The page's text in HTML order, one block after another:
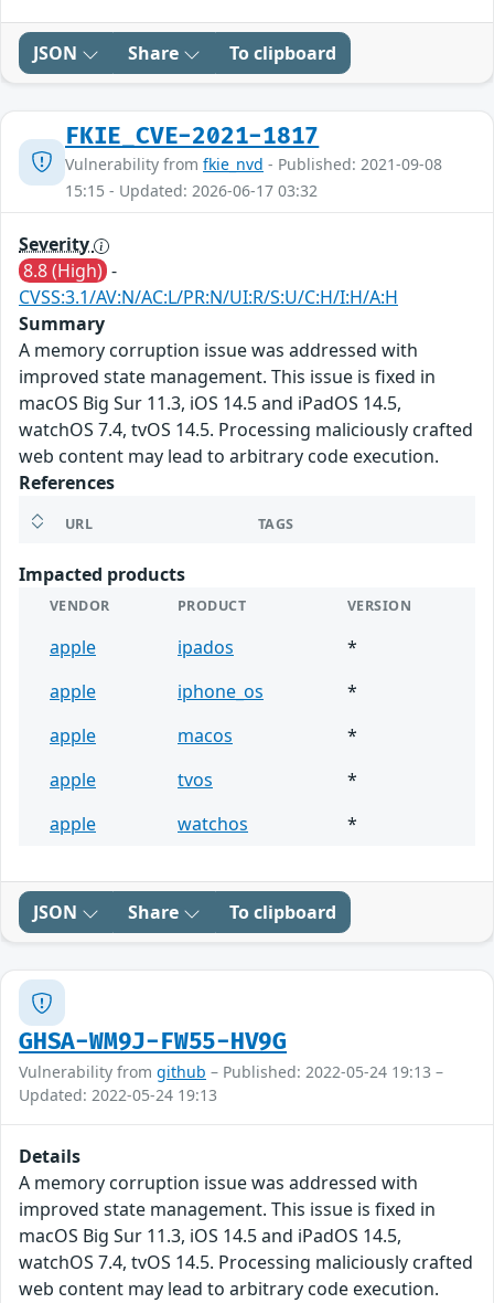
JSON Share To clipboard
FKIE_CVE-2021-1817
Vulnerability from fkie_nvd - Published: 2021-09-08
15:15 - Updated: 2026-06-17 03:32
Severity
8.8 (High) -
CVSS:3.1/AV:N/AC:L/PR:N/UI:R/S:U/C:H/I:H/A:H
Summary
A memory corruption issue was addressed with
improved state management. This issue is fixed in
macOS Big Sur 11.3, iOS 14.5 and iPadOS 14.5,
watchOS 7.4, tvOS 14.5. Processing maliciously crafted
web content may lead to arbitrary code execution.
References
URL TAGS
Impacted products
VENDOR PRODUCT VERSION
apple ipados
*
apple
iphone_os
*
apple
macos
*
apple
tvos
*
apple
watchos *
JSON Share To clipboard
GHSA-WM9J-FW55-HV9G
Vulnerability from github – Published: 2022-05-24 19:13 –
Updated: 2022-05-24 19:13
Details
A memory corruption issue was addressed with
improved state management. This issue is fixed in
macOS Big Sur 11.3, iOS 14.5 and iPadOS 14.5,
watchOS 7.4, tvOS 14.5. Processing maliciously crafted
web content may lead to arbitrary code execution.